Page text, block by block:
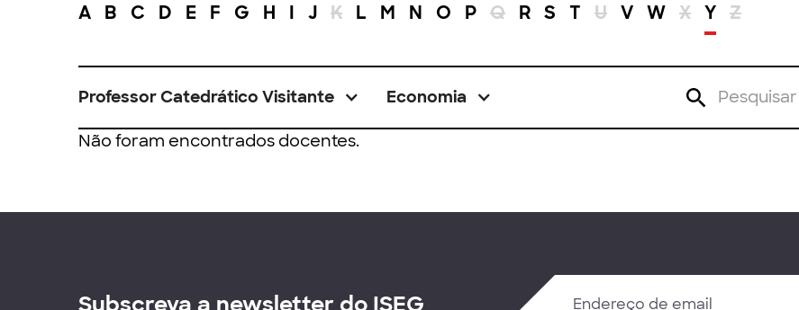
A B C D E F G H I J K L M N O P Q R S T U V W X Y Z
Professor Catedrático Visitante Economia
Não foram encontrados docentes.
Subscreva a newsletter do ISEG